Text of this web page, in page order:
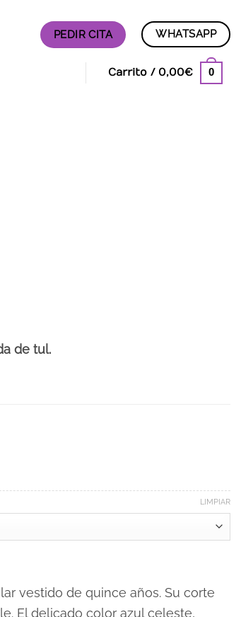
PEDIR CITA WHATSAPP
Carrito / 0,00€ 0
de tul.
LIMPIAR
vestido de quince años. Su corte
El delicado color azul celeste,